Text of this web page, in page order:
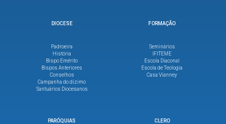
DIOCESE
Padroeira
História
Bispo Emérito
Bispos Anteriores
Conselhos
Campanha do dízimo
Santuários Diocesanos
FORMAÇÃO
Seminários
IFITEME
Escola Diaconal
Escola de Teologia
Casa Vianney
PARÓQUIAS CLERO